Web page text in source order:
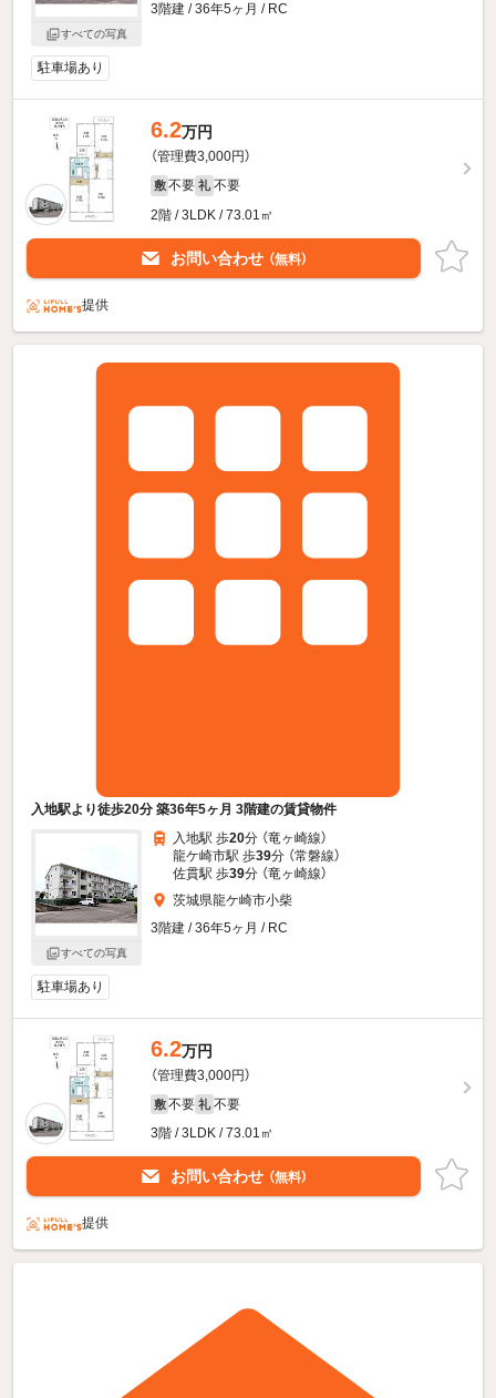
すべての写真
3階建 / 36年5ヶ月 / RC
駐車場あり
6.2万円
（管理費3,000円）
敷 不要 礼 不要
2階 / 3LDK / 73.01㎡
お問い合わせ （無料）
提供
入地駅より徒歩20分 築36年5ヶ月 3階建の賃貸物件
すべての写真
入地駅 歩20分 （竜ヶ崎線）
龍ケ崎市駅 歩39分 （常磐線）
佐貫駅 歩39分 （竜ヶ崎線）
茨城県龍ケ崎市小柴
3階建 / 36年5ヶ月 / RC
駐車場あり
6.2万円
（管理費3,000円）
敷 不要 礼 不要
3階 / 3LDK / 73.01㎡
お問い合わせ （無料）
提供